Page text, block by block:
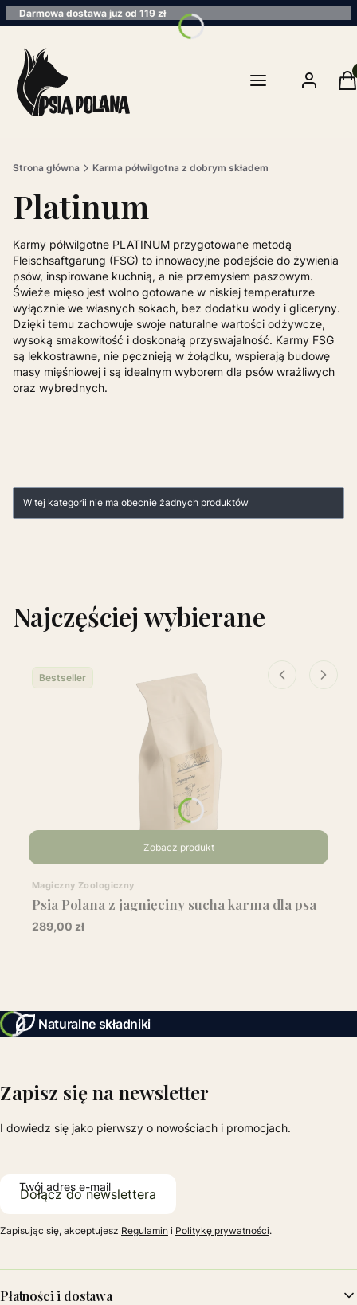
Darmowa dostawa już od 119 zł
Menu Zaloguj się
Strona główna Karma półwilgotna z dobrym składem
Platinum
Karmy półwilgotne PLATINUM przygotowane metodą
Fleischsaftgarung (FSG) to innowacyjne podejście do żywienia
psów, inspirowane kuchnią, a nie przemysłem paszowym.
Świeże mięso jest wolno gotowane w niskiej temperaturze
wyłącznie we własnych sokach, bez dodatku wody i gliceryny.
Dzięki temu zachowuje swoje naturalne wartości odżywcze,
wysoką smakowitość i doskonałą przyswajalność. Karmy FSG
są lekkostrawne, nie pęcznieją w żołądku, wspierają budowę
masy mięśniowej i są idealnym wyborem dla psów wrażliwych
oraz wybrednych.
Lista produktów
W tej kategorii nie ma obecnie żadnych produktów
Najczęściej wybierane
Bestseller
Zobacz produkt
Psia Polana z jagnięciny sucha karma dla psa
dorosłego
Producent
Magiczny Zoologiczny
Cena
289,00 zł
Naturalne składniki
Zapisz się na newsletter
I dowiedz się jako pierwszy o nowościach i promocjach.
Twój adres e-mail
Dołącz do newslettera
Zapisując się, akceptujesz Regulamin i Politykę prywatności.
Linki w stopce
Płatności i dostawa